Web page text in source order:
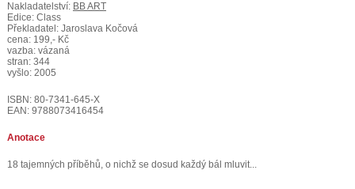
Nakladatelství: BB ART
Edice: Class
Překladatel: Jaroslava Kočová
cena: 199,- Kč
vazba: vázaná
stran: 344
vyšlo: 2005
ISBN: 80-7341-645-X
EAN: 9788073416454
Anotace
18 tajemných příběhů, o nichž se dosud každý bál mluvit...